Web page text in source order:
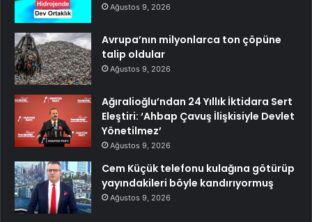
Ağustos 9, 2026
Avrupa’nın milyonlarca ton çöpüne
talip oldular
Ağustos 9, 2026
Ağıralioğlu’ndan 24 Yıllık İktidara Sert
Eleştiri: ‘Ahbap Çavuş İlişkisiyle Devlet
Yönetilmez’
Ağustos 9, 2026
Cem Küçük telefonu kulağına götürüp
yayındakileri böyle kandırıyormuş
Ağustos 9, 2026